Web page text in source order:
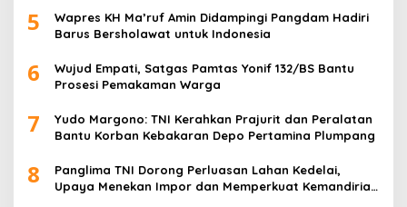
5
Wapres KH Ma’ruf Amin Didampingi Pangdam Hadiri
Barus Bersholawat untuk Indonesia
6
Wujud Empati, Satgas Pamtas Yonif 132/BS Bantu
Prosesi Pemakaman Warga
7
Yudo Margono: TNI Kerahkan Prajurit dan Peralatan
Bantu Korban Kebakaran Depo Pertamina Plumpang
8
Panglima TNI Dorong Perluasan Lahan Kedelai,
Upaya Menekan Impor dan Memperkuat Kemandirian